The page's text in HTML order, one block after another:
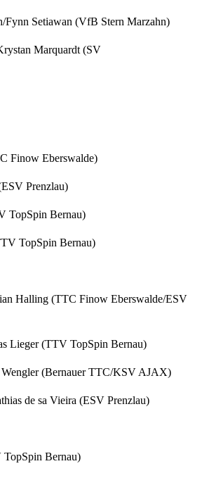
Fynn Setiawan (VfB Stern Marzahn)
Marquardt (SV
Finow Eberswalde)
Prenzlau)
TopSpin Bernau)
TopSpin Bernau)
Halling (TTC Finow Eberswalde/ESV
Lieger (TTV TopSpin Bernau)
(Bernauer TTC/KSV AJAX)
de sa Vieira (ESV Prenzlau)
Bernau)